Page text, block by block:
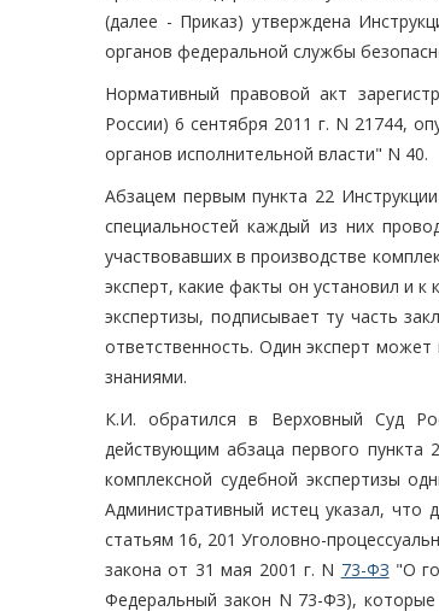
(далее - Приказ) утверждена
органов федеральной службы
Нормативный правовой акт
России) 6 сентября 2011 г. N 21744,
органов исполнительной власти" N 40.
Абзацем первым пункта 22
специальностей каждый из них
участвовавших в производстве
эксперт, какие факты он установил и
экспертизы, подписывает ту часть
ответственность. Один эксперт
знаниями.
К.И. обратился в Верховный Суд
действующим абзаца первого пункта
комплексной судебной экспертизы
Административный истец указал, что
статьям 16, 201 Уголовно-
закона от 31 мая 2001 г. N 73-ФЗ "О
Федеральный закон N 73-ФЗ),